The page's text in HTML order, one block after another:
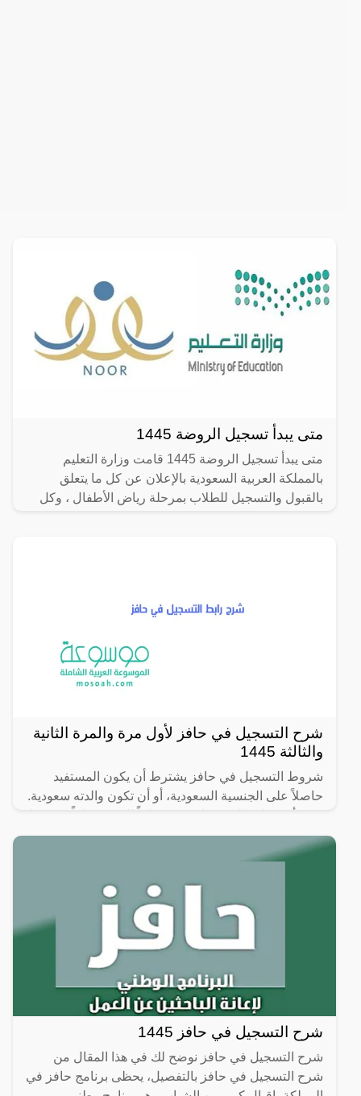
متى يبدأ تسجيل الروضة 1445
متى يبدأ تسجيل الروضة 1445 قامت وزارة التعليم
بالمملكة العربية السعودية بالإعلان عن كل ما يتعلق
بالقبول والتسجيل للطلاب بمرحلة رياض الأطفال ، وكل
شرح التسجيل في حافز لأول مرة والمرة الثانية
والثالثة 1445
شروط التسجيل في حافز يشترط أن يكون المستفيد
حاصلاً على الجنسية السعودية، أو أن تكون والدته سعودية.
شرح التسجيل في حافز 1445
شرح التسجيل في حافز نوضح لك في هذا المقال من
شرح التسجيل في حافز بالتفصيل، يحظى برنامج حافز في